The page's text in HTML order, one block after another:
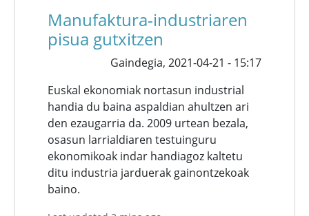
Manufaktura-industriaren
pisua gutxitzen
Gaindegia, 2021-04-21 - 15:17
Euskal ekonomiak nortasun industrial
handia du baina aspaldian ahultzen ari
den ezaugarria da. 2009 urtean bezala,
osasun larrialdiaren testuinguru
ekonomikoak indar handiagoz kaltetu
ditu industria jarduerak gainontzekoak
baino.